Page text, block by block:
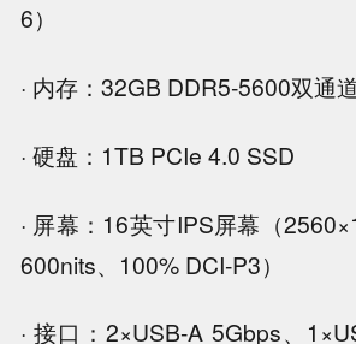
6）
· 内存：32GB DDR5-5600双通
· 硬盘：1TB PCIe 4.0 SSD
· 屏幕：16英寸IPS屏幕（
600nits、100% DCI-P3）
· 接口：2×USB-A 5Gbps、